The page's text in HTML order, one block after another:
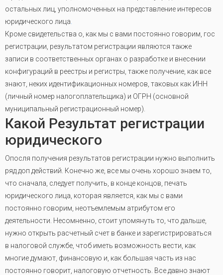
остальных лиц, уполномоченных на представление интересов
юридического лица
Кроме свидетельства о, как мы с вами постоянно говорим, гос
регистрации, результатом регистрации являются также
записи в соответственных органах о разработке и внесении
конфигураций в реестры и регистры, также получение, как все
знают, неких идентификационных номеров, таковых как ИНН
(личный номер налогоплательщика) и ОГРН (основной
муниципальный регистрационный номер).
Какой Результат регистрации
юридического
Опосля получения результатов регистрации нужно выполнить
ряд доп действий. Конечно же, все мы очень хорошо знаем то,
что сначала, следует получить, в конце концов, печать
юридического лица, которая является, как мы с вами
постоянно говорим, неотъемлемым атрибутом его
деятельности. Несомненно, стоит упомянуть то, что дальше,
нужно открыть расчетный счет в банке и зарегистрироваться
в налоговой службе, чтоб иметь возможность вести, как
многие думают, финансовую и, как большая часть из нас
постоянно говорит, налоговую отчетность. Все давно знают